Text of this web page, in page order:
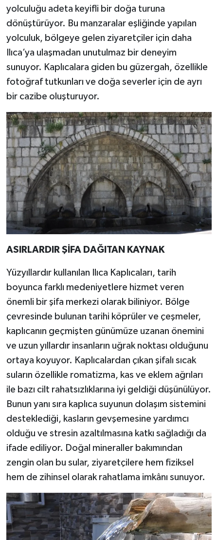
yolculuğu adeta keyifli bir doğa turuna
dönüştürüyor. Bu manzaralar eşliğinde yapılan
yolculuk, bölgeye gelen ziyaretçiler için daha
Ilıca’ya ulaşmadan unutulmaz bir deneyim
sunuyor. Kaplıcalara giden bu güzergah, özellikle
fotoğraf tutkunları ve doğa severler için de ayrı
bir cazibe oluşturuyor.
ASIRLARDIR ŞİFA DAĞITAN KAYNAK
Yüzyıllardır kullanılan Ilıca Kaplıcaları, tarih
boyunca farklı medeniyetlere hizmet veren
önemli bir şifa merkezi olarak biliniyor. Bölge
çevresinde bulunan tarihi köprüler ve çeşmeler,
kaplıcanın geçmişten günümüze uzanan önemini
ve uzun yıllardır insanların uğrak noktası olduğunu
ortaya koyuyor. Kaplıcalardan çıkan şifalı sıcak
suların özellikle romatizma, kas ve eklem ağrıları
ile bazı cilt rahatsızlıklarına iyi geldiği düşünülüyor.
Bunun yanı sıra kaplıca suyunun dolaşım sistemini
desteklediği, kasların gevşemesine yardımcı
olduğu ve stresin azaltılmasına katkı sağladığı da
ifade ediliyor. Doğal mineraller bakımından
zengin olan bu sular, ziyaretçilere hem fiziksel
hem de zihinsel olarak rahatlama imkânı sunuyor.